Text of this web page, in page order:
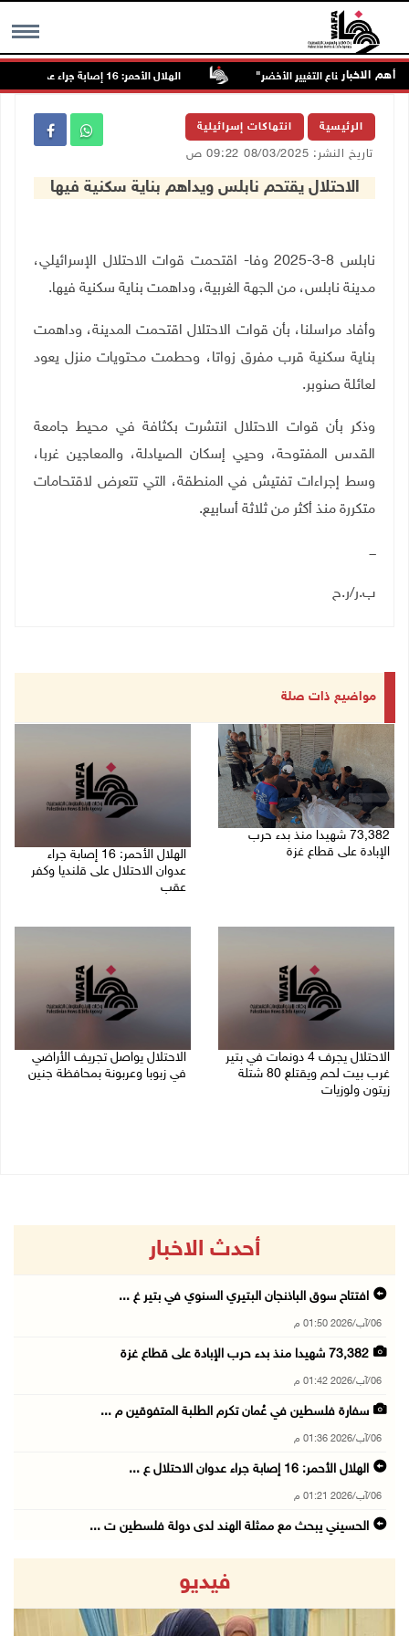
MENU أهم الاخبار الهلال الأحمر: 16 إصابة جراء عدوان الاحتلال على قلنديا وكفر عقب
الرئيسية انتهاكات إسرائيلية
تاريخ النشر: 08/03/2025 09:22 ص
الاحتلال يقتحم نابلس ويداهم بناية سكنية فيها
نابلس 8-3-2025 وفا- اقتحمت قوات الاحتلال الإسرائيلي،
مدينة نابلس، من الجهة الغربية، وداهمت بناية سكنية فيها.
وأفاد مراسلنا، بأن قوات الاحتلال اقتحمت المدينة، وداهمت
بناية سكنية قرب مفرق زواتا، وحطمت محتويات منزل يعود
لعائلة صنوبر.
وذكر بأن قوات الاحتلال انتشرت بكثافة في محيط جامعة
القدس المفتوحة، وحيي إسكان الصيادلة، والمعاجين غربا،
وسط إجراءات تفتيش في المنطقة، التي تتعرض لاقتحامات
متكررة منذ أكثر من ثلاثة أسابيع.
ـــ
ب.ر/ر.ح
مواضيع ذات صلة
73,382 شهيدا منذ بدء حرب
الإبادة على قطاع غزة
الهلال الأحمر: 16 إصابة جراء
عدوان الاحتلال على قلنديا وكفر
عقب
الاحتلال يجرف 4 دونمات في بتير
غرب بيت لحم ويقتلع 80 شتلة
زيتون ولوزيات
الاحتلال يواصل تجريف الأراضي
في زبوبا وعربونة بمحافظة جنين
أحدث الاخبار
افتتاح سوق الباذنجان البتيري السنوي في بتير غ ...
06/آب/2026 01:50 م
73,382 شهيدا منذ بدء حرب الإبادة على قطاع غزة
06/آب/2026 01:42 م
سفارة فلسطين في عُمان تكرم الطلبة المتفوقين م ...
06/آب/2026 01:36 م
الهلال الأحمر: 16 إصابة جراء عدوان الاحتلال ع ...
06/آب/2026 01:21 م
الحسيني يبحث مع ممثلة الهند لدى دولة فلسطين ت ...
إنجاز فلسطين تطلق معرض "Eco-Expo 2026" تتويجا ...
06/آب/2026 01:18 م
فيديو